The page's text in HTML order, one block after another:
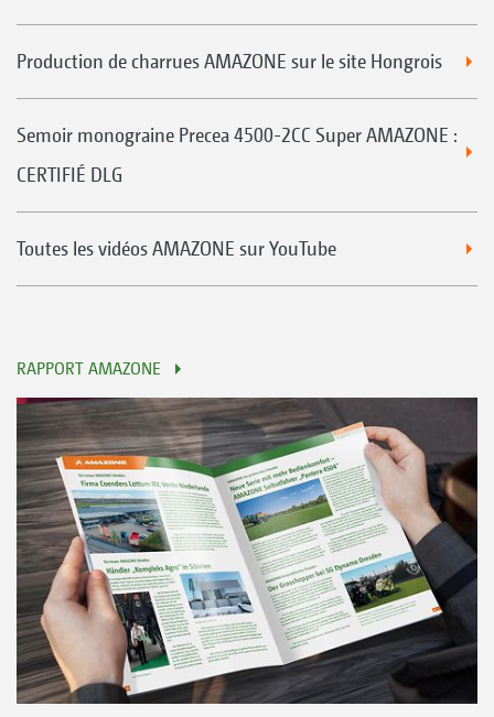
Production de charrues AMAZONE sur le site Hongrois
Semoir monograine Precea 4500-2CC Super AMAZONE :
CERTIFIÉ DLG
Toutes les vidéos AMAZONE sur YouTube
RAPPORT AMAZONE